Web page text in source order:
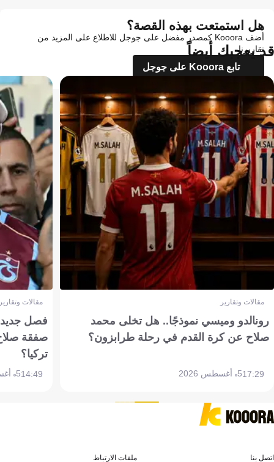
هل استمتعت بهذه القصة؟
أضف Kooora كمصدر مفضل على جوجل للاطلاع على المزيد من
تقاريرنا
تابع Kooora على جوجل
قد يعجبك أيضاً
مقالات وتقارير
رونالدو وميسي نموذجًا.. هل تخلى محمد
صلاح عن كرة القدم في رحلة طرابزون؟
17:295 أغسطس 2026
مقالات
فصل جديد
صفقة
تركيا؟
14:495 أغسطس 2026
اتصل بنا ملفات الارتباط